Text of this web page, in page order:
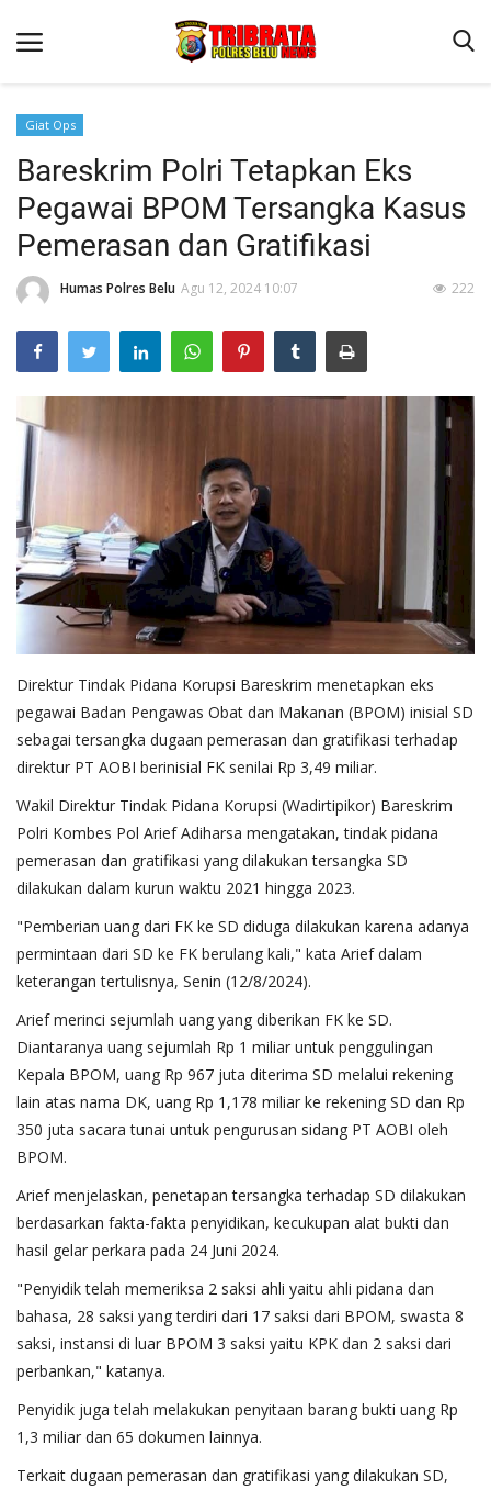
Beranda
Terms & Conditions
Reskrim
Binkam
Lantas
Polisi Kita
Mitra Polisi
Giat Ops
Giat Ops
Bareskrim Polri Tetapkan Eks
Pegawai BPOM Tersangka Kasus
Pemerasan dan Gratifikasi
Humas Polres Belu Agu 12, 2024 10:07 222
Direktur Tindak Pidana Korupsi Bareskrim menetapkan eks
pegawai Badan Pengawas Obat dan Makanan (BPOM) inisial SD
sebagai tersangka dugaan pemerasan dan gratifikasi terhadap
direktur PT AOBI berinisial FK senilai Rp 3,49 miliar.
Wakil Direktur Tindak Pidana Korupsi (Wadirtipikor) Bareskrim
Polri Kombes Pol Arief Adiharsa mengatakan, tindak pidana
pemerasan dan gratifikasi yang dilakukan tersangka SD
dilakukan dalam kurun waktu 2021 hingga 2023.
"Pemberian uang dari FK ke SD diduga dilakukan karena adanya
permintaan dari SD ke FK berulang kali," kata Arief dalam
keterangan tertulisnya, Senin (12/8/2024).
Arief merinci sejumlah uang yang diberikan FK ke SD.
Diantaranya uang sejumlah Rp 1 miliar untuk penggulingan
Kepala BPOM, uang Rp 967 juta diterima SD melalui rekening
lain atas nama DK, uang Rp 1,178 miliar ke rekening SD dan Rp
350 juta sacara tunai untuk pengurusan sidang PT AOBI oleh
BPOM.
Arief menjelaskan, penetapan tersangka terhadap SD dilakukan
berdasarkan fakta-fakta penyidikan, kecukupan alat bukti dan
hasil gelar perkara pada 24 Juni 2024.
"Penyidik telah memeriksa 2 saksi ahli yaitu ahli pidana dan
bahasa, 28 saksi yang terdiri dari 17 saksi dari BPOM, swasta 8
saksi, instansi di luar BPOM 3 saksi yaitu KPK dan 2 saksi dari
perbankan," katanya.
Penyidik juga telah melakukan penyitaan barang bukti uang Rp
1,3 miliar dan 65 dokumen lainnya.
Terkait dugaan pemerasan dan gratifikasi yang dilakukan SD,